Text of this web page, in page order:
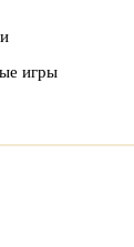
игры